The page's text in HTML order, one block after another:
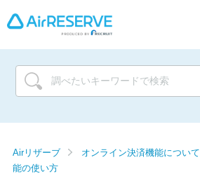
Airリザーブ オンライン決済機能について
能の使い方